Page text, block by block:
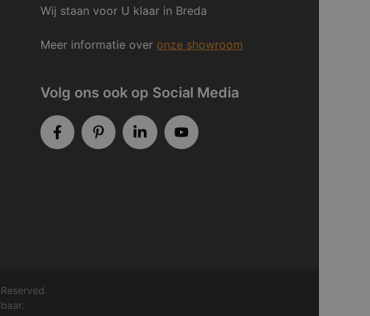
Wij staan voor U klaar in Breda
Meer informatie over onze showroom
Volg ons ook op Social Media